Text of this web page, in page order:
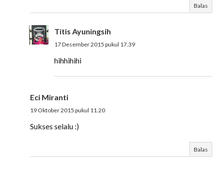
Balas
Titis Ayuningsih
17 Desember 2015 pukul 17.39
hihhihihi
Eci Miranti
19 Oktober 2015 pukul 11.20
Sukses selalu :)
Balas